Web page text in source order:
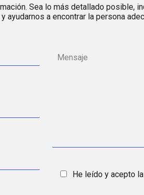
Sea lo más detallado posible,
a encontrar la persona
He leído y acepto la